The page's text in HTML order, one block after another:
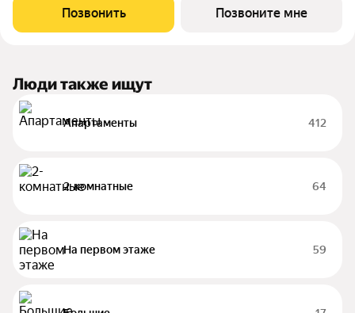
Уютные здания переменной этажности строятся в 5 минутах
ходьбы (385 метров) от одного
Позвонить Позвоните мне
Люди также ищут
Апартаменты 412
2-комнатные 64
На первом этаже 59